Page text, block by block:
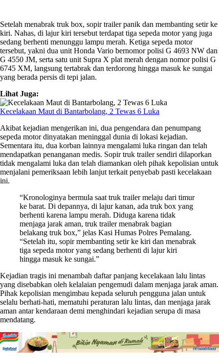
Setelah menabrak truk box, sopir trailer panik dan membanting setir ke
kiri. Nahas, di lajur kiri tersebut terdapat tiga sepeda motor yang juga
sedang berhenti menunggu lampu merah. Ketiga sepeda motor
tersebut, yakni dua unit Honda Vario bernomor polisi G 4693 NW dan
G 4550 JM, serta satu unit Supra X plat merah dengan nomor polisi G
6745 XM, langsung tertabrak dan terdorong hingga masuk ke sungai
yang berada persis di tepi jalan.
Lihat Juga:
Kecelakaan Maut di Bantarbolang, 2 Tewas 6 Luka
Akibat kejadian mengerikan ini, dua pengendara dan penumpang
sepeda motor dinyatakan meninggal dunia di lokasi kejadian.
Sementara itu, dua korban lainnya mengalami luka ringan dan telah
mendapatkan penanganan medis. Sopir truk trailer sendiri dilaporkan
tidak mengalami luka dan telah diamankan oleh pihak kepolisian untuk
menjalani pemeriksaan lebih lanjut terkait penyebab pasti kecelakaan
ini.
“Kronologinya bermula saat truk trailer melaju dari timur
ke barat. Di depannya, di lajur kanan, ada truk box yang
berhenti karena lampu merah. Diduga karena tidak
menjaga jarak aman, truk trailer menabrak bagian
belakang truk box,” jelas Kasi Humas Polres Pemalang.
“Setelah itu, sopir membanting setir ke kiri dan menabrak
tiga sepeda motor yang sedang berhenti di lajur kiri
hingga masuk ke sungai.”
Kejadian tragis ini menambah daftar panjang kecelakaan lalu lintas
yang disebabkan oleh kelalaian pengemudi dalam menjaga jarak aman.
Pihak kepolisian mengimbau kepada seluruh pengguna jalan untuk
selalu berhati-hati, mematuhi peraturan lalu lintas, dan menjaga jarak
aman antar kendaraan demi menghindari kejadian serupa di masa
mendatang.